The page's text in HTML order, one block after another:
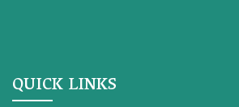
QUICK LINKS